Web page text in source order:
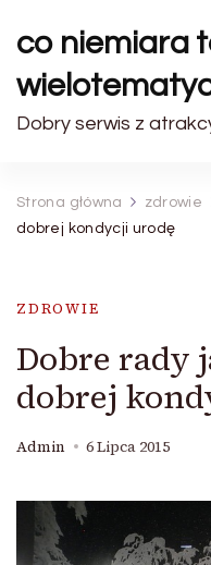
co niemiara
Dobry serwis z
Strona główna zdrowie
dobrej kondycji urodę
ZDROWIE
Dobre rady
dobrej
Admin 6 Lipca 2015